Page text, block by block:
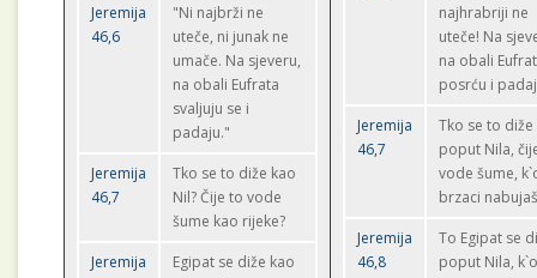
Jeremija
46,6
"Ni najbrži ne
uteče, ni junak ne
umače. Na sjeveru,
na obali Eufrata
svaljuju se i
padaju."
Jeremija
46,7
Tko se to diže kao
Nil? Čije to vode
šume kao rijeke?
Jeremija
Egipat se diže kao
najhrabriji ne
uteče! Na
na obali
posrću i
Jeremija
46,7
Tko se to diže
poput Nila,
vode šume,
brzaci
Jeremija
46,8
To Egipat se
poput Nila,